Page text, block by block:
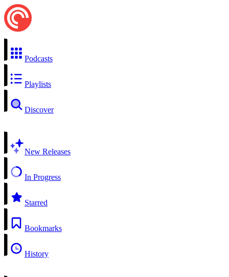
Podcasts
Playlists
Discover
New Releases
In Progress
Starred
Bookmarks
History